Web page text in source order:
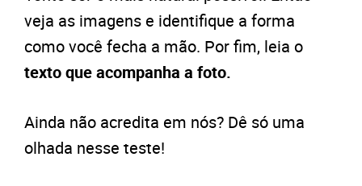
veja as imagens e identifique a forma
como você fecha a mão. Por fim, leia o
texto que acompanha a foto.
Ainda não acredita em nós? Dê só uma
olhada nesse teste!